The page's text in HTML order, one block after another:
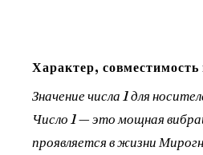
Характер,
Значение числа 1 для
Число 1 — это мощная
проявляется в жизни